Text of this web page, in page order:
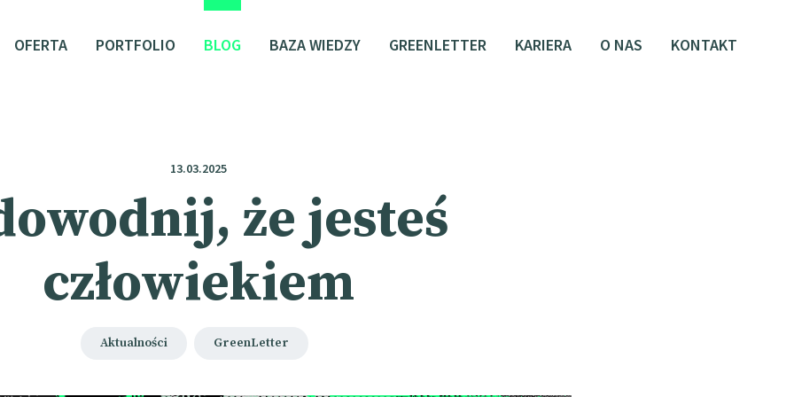
OFERTA PORTFOLIO BLOG BAZA WIEDZY GREENLETTER KARIERA O NAS KONTAKT
13.03.2025
że jesteś
człowiekiem
Aktualności GreenLetter